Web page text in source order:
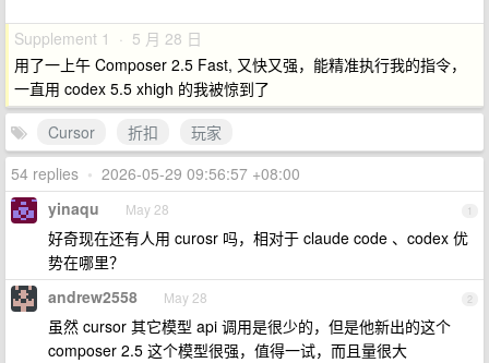
Supplement 1 · 5 月 28 日
用了一上午 Composer 2.5 Fast, 又快又强，能精准执行我的指令，
一直用 codex 5.5 xhigh 的我被惊到了
Cursor
折扣
玩家
54 replies • 2026-05-29 09:56:57 +08:00
1
yinaqu May 28
好奇现在还有人用 curosr 吗，相对于 claude code 、codex 优
势在哪里？
2
andrew2558 May 28
虽然 cursor 其它模型 api 调用是很少的，但是他新出的这个
composer 2.5 这个模型很强，值得一试，而且量很大